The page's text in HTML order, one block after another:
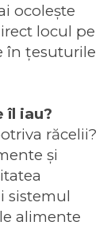
ocolește
locul pe
în țesuturile
îl iau?
răcelii?
și
sistemul
alimente